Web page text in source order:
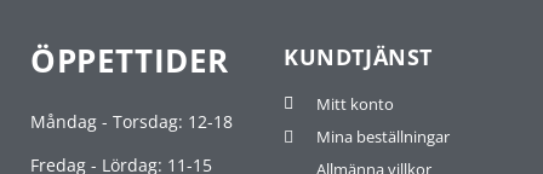
ÖPPETTIDER
Måndag - Torsdag: 12-18
Fredag - Lördag: 11-15
KUNDTJÄNST
Mitt konto
Mina beställningar